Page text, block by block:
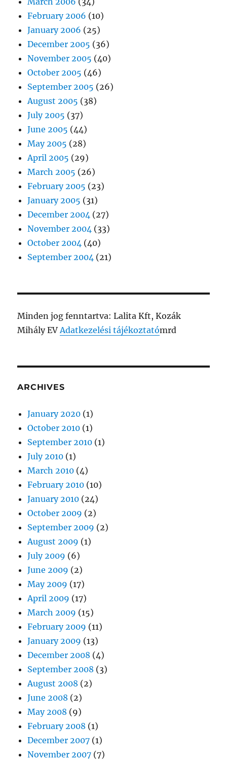
February 2006 (10)
January 2006 (25)
December 2005 (36)
November 2005 (40)
October 2005 (46)
September 2005 (26)
August 2005 (38)
July 2005 (37)
June 2005 (44)
May 2005 (28)
April 2005 (29)
March 2005 (26)
February 2005 (23)
January 2005 (31)
December 2004 (27)
November 2004 (33)
October 2004 (40)
September 2004 (21)
Minden jog fenntartva: Lalita Kft, Kozák
Mihály EVAdatkezelési tájékoztatómrd
ARCHIVES
January 2020 (1)
October 2010 (1)
September 2010 (1)
July 2010 (1)
March 2010 (4)
February 2010 (10)
January 2010 (24)
October 2009 (2)
September 2009 (2)
August 2009 (1)
July 2009 (6)
June 2009 (2)
May 2009 (17)
April 2009 (17)
March 2009 (15)
February 2009 (11)
January 2009 (13)
December 2008 (4)
September 2008 (3)
August 2008 (2)
June 2008 (2)
May 2008 (9)
February 2008 (1)
December 2007 (1)
November 2007 (7)